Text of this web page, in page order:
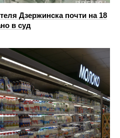
Дзержинска почти на 18
в суд